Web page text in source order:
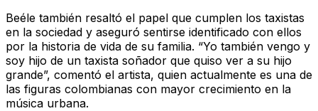
Beéle también resaltó el papel que cumplen los taxistas
en la sociedad y aseguró sentirse identificado con ellos
por la historia de vida de su familia. “Yo también vengo y
soy hijo de un taxista soñador que quiso ver a su hijo
grande”, comentó el artista, quien actualmente es una de
las figuras colombianas con mayor crecimiento en la
música urbana.